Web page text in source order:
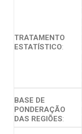
TRATAMENTO
ESTATÍSTICO:
BASE DE
PONDERAÇÃO
DAS REGIÕES: